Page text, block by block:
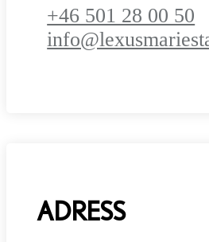
+46 501 28 00 50
ADRESS